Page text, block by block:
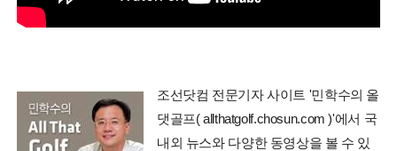
조선닷컴 전문기자 사이트 '민학수의 올
댓골프( allthatgolf.chosun.com )'에서 국
내외 뉴스와 다양한 동영상을 볼 수 있